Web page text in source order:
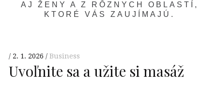
AJ ŽENY A Z RÔZNYCH OBLASTÍ,
KTORÉ VÁS ZAUJÍMAJÚ.
2. 1. 2026 Business
Uvoľnite sa a užite si masáž